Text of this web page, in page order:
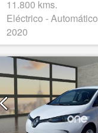
11.800 kms.
Eléctrico - Automático
2020